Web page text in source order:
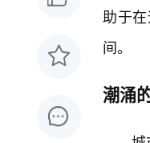
助于
间。
潮涌